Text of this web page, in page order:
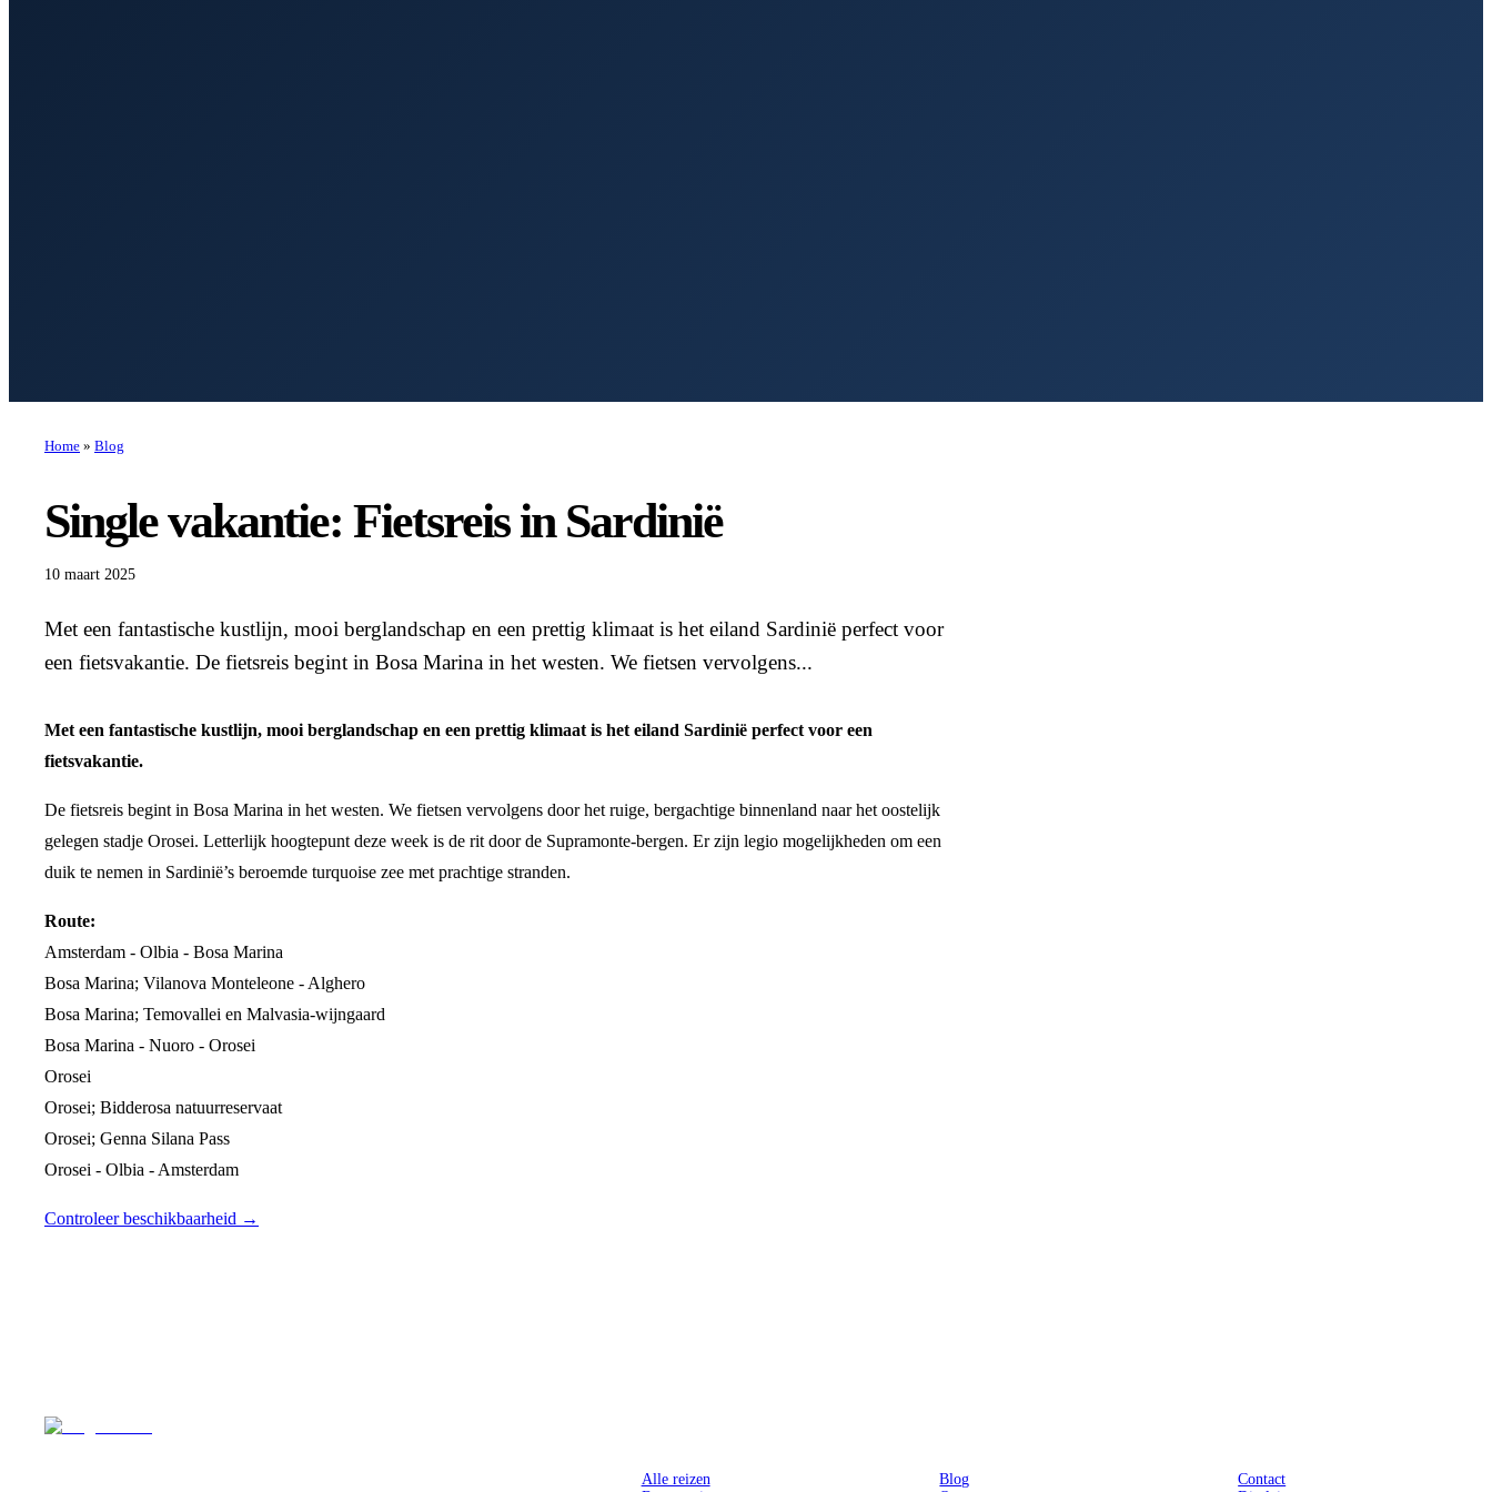
Home » Blog
Single vakantie: Fietsreis in Sardinië
10 maart 2025
Met een fantastische kustlijn, mooi berglandschap en een prettig klimaat is het eiland Sardinië perfect voor
een fietsvakantie. De fietsreis begint in Bosa Marina in het westen. We fietsen vervolgens...
Met een fantastische kustlijn, mooi berglandschap en een prettig klimaat is het eiland Sardinië perfect voor een
fietsvakantie.
De fietsreis begint in Bosa Marina in het westen. We fietsen vervolgens door het ruige, bergachtige binnenland naar het oostelijk
gelegen stadje Orosei. Letterlijk hoogtepunt deze week is de rit door de Supramonte-bergen. Er zijn legio mogelijkheden om een
duik te nemen in Sardinië’s beroemde turquoise zee met prachtige stranden.
Route:
Amsterdam - Olbia - Bosa Marina
Bosa Marina; Vilanova Monteleone - Alghero
Bosa Marina; Temovallei en Malvasia-wijngaard
Bosa Marina - Nuoro - Orosei
Orosei
Orosei; Bidderosa natuurreservaat
Orosei; Genna Silana Pass
Orosei - Olbia - Amsterdam
Controleer beschikbaarheid →
Alle reizen
Blog
Contact